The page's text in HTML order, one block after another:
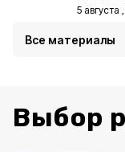
5 августа
Все материалы
Выбор